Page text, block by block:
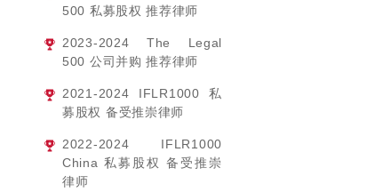
500 私募股权 推荐律师
2023-2024 The Legal
500 公司并购 推荐律师
2021-2024 IFLR1000 私
募股权 备受推崇律师
2022-2024 IFLR1000
China 私募股权 备受推崇
律师